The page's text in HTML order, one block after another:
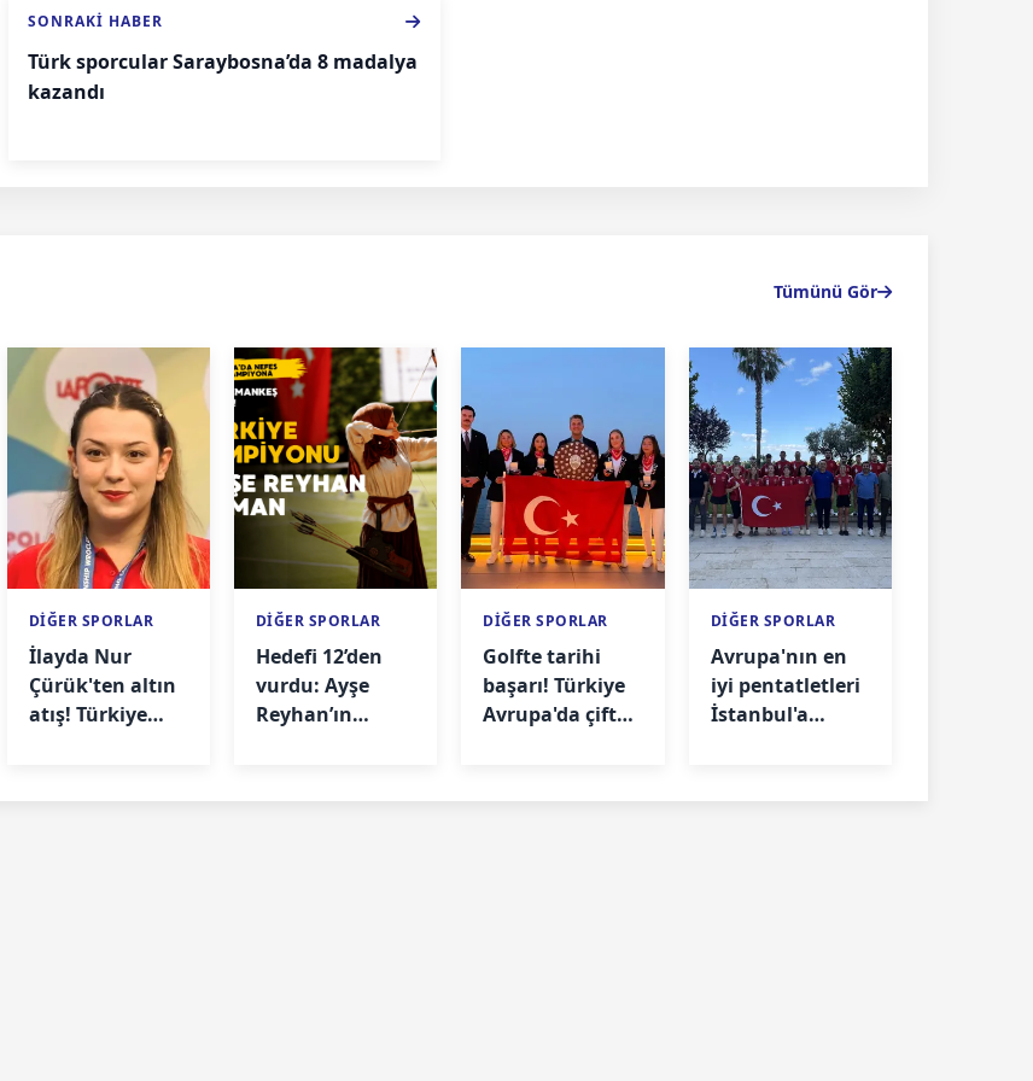
SONRAKI HABER
Türk sporcular Saraybosna’da 8 madalya
kazandı
Tümünü Gör
DİĞER SPORLAR
İlayda Nur
Çürük'ten altın
atış! Türkiye
DİĞER SPORLAR
Hedefi 12’den
vurdu: Ayşe
Reyhan’ın
DİĞER SPORLAR
Golfte tarihi
başarı! Türkiye
Avrupa'da çifte
DİĞER SPORLAR
Avrupa'nın en
iyi pentatletleri
İstanbul'a